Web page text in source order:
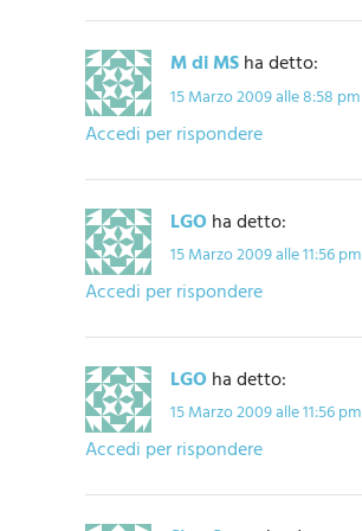
M di MSha detto:
15 Marzo 2009 alle 8:58 pm
Accedi per rispondere
LGO ha detto:
15 Marzo 2009 alle 11:56 pm
Accedi per rispondere
LGO ha detto:
15 Marzo 2009 alle 11:56 pm
Accedi per rispondere